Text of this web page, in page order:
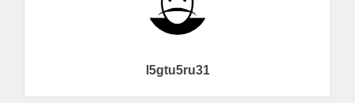
l5gtu5ru31